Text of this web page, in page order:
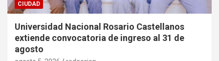
CIUDAD
Universidad Nacional Rosario Castellanos
extiende convocatoria de ingreso al 31 de
agosto